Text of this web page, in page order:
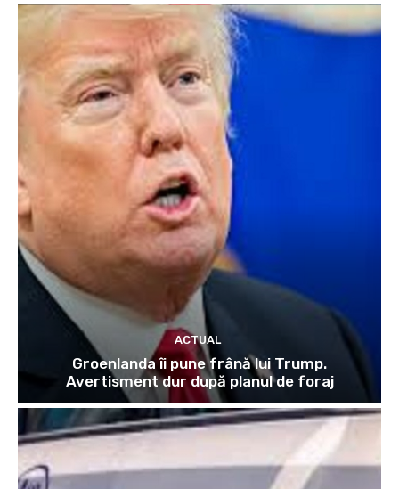
ACTUAL
Groenlanda îi pune frână lui Trump.
Avertisment dur după planul de foraj